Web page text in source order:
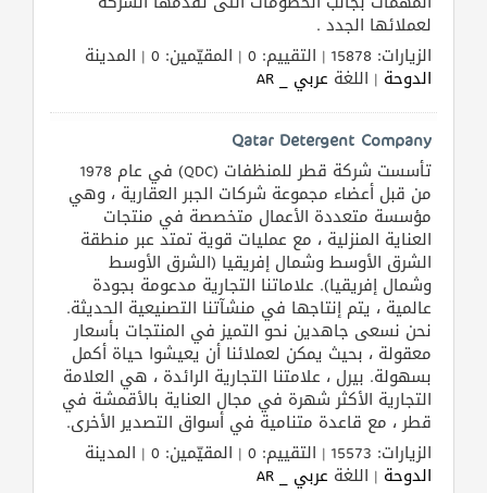
لعملائها الجدد .
الزيارات: 15878 | التقييم: 0 | المقيّمين: 0 | المدينة
الدوحة | اللغة عربي _ AR
Qatar Detergent Company
تأسست شركة قطر للمنظفات (QDC) في عام 1978
من قبل أعضاء مجموعة شركات الجبر العقارية ، وهي
مؤسسة متعددة الأعمال متخصصة في منتجات
العناية المنزلية ، مع عمليات قوية تمتد عبر منطقة
الشرق الأوسط وشمال إفريقيا (الشرق الأوسط
وشمال إفريقيا). علاماتنا التجارية مدعومة بجودة
عالمية ، يتم إنتاجها في منشآتنا التصنيعية الحديثة.
نحن نسعى جاهدين نحو التميز في المنتجات بأسعار
معقولة ، بحيث يمكن لعملائنا أن يعيشوا حياة أكمل
بسهولة. بيرل ، علامتنا التجارية الرائدة ، هي العلامة
التجارية الأكثر شهرة في مجال العناية بالأقمشة في
قطر ، مع قاعدة متنامية في أسواق التصدير الأخرى.
الزيارات: 15573 | التقييم: 0 | المقيّمين: 0 | المدينة
الدوحة | اللغة عربي _ AR